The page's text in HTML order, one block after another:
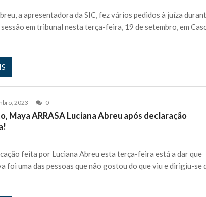
chateado comigo?”
27 JANEIRO, 2026
Ramos: “É um atentado…”
polémica a Flávio Furtado...
que pegou fogo à estátua de Cristiano R... 25 JANEIRO, 2026
24 JANEIRO, 2026
namorada!” 24 MARÇO, 2026
Paulo Andrade da 1ª Companhia!...
POR DIA enquanto comentador na TVI
a apresentadora da SIC, fez vários pedidos à juíza
em tribunal nesta terça-feira, 19 de setembro, em
2023 0
Maya ARRASA Luciana Abreu após declaração
feita por Luciana Abreu esta terça-feira está a dar que
foi uma das pessoas que não gostou do que viu e dirigiu-se